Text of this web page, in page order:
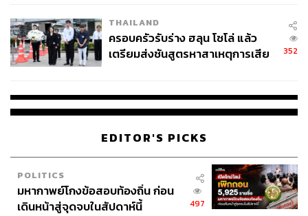
หัวอื่นๆ ในอเมริกาอย่างElleที่ได้รับความสนใจมากกว่า
ตั้งแต่ นีน่า การ์เซีย มาเป็นบรรณาธิการบริหารคนใหม่
พร้อมดึงดูดดาราระดับแถวหน้ามาขึ้นปกเกือบหมด ทั้ง แอน
บริหารชาวออสเตรเลีย ลอรา บราวน์ ที่ได้รับคำชื่นชมมาก
แยบยลและสมจริงกว่า ซึ่งสิ่งเหล่านี้ก็ทำให้พลังในกำมือของ
แอนนานับวันเริ่มถูกลดทอน
THAILAND
ครอบครัวรับร่าง ฮลุน โซโล่ แล้ว
เตรียมส่งชันสูตรหาสาเหตุการเสีย
352
EDITOR'S PICKS
POLITICS
มหากาพย์โกงข้อสอบท้องถิ่น ก่อน
เดินหน้าสู่จุดจบในสัปดาห์นี้
497